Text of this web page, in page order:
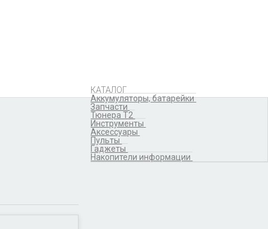
Накопители информации
КАТАЛОГ
Аккумуляторы, батарейки
Запчасти
Тюнера T2
Инструменты
Аксессуары
Пульты
Гаджеты
Накопители информации